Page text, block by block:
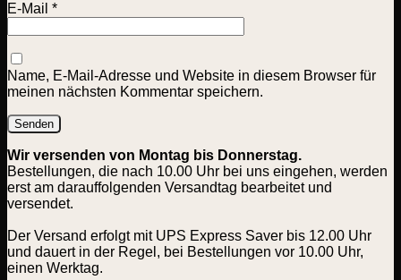
E-Mail *
Name, E-Mail-Adresse und Website in diesem Browser für
meinen nächsten Kommentar speichern.
Wir versenden von Montag bis Donnerstag.
Bestellungen, die nach 10.00 Uhr bei uns eingehen, werden
erst am darauffolgenden Versandtag bearbeitet und
versendet.
Der Versand erfolgt mit UPS Express Saver bis 12.00 Uhr
und dauert in der Regel, bei Bestellungen vor 10.00 Uhr,
einen Werktag.